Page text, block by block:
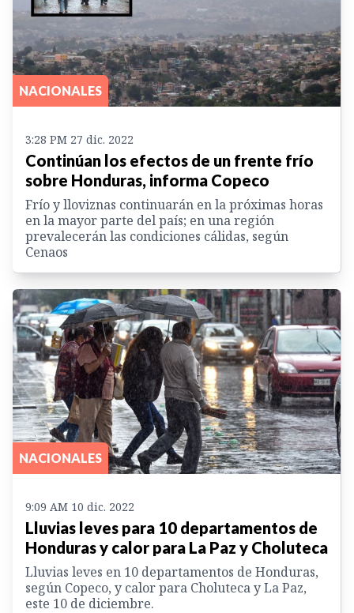
NACIONALES
3:28 PM 27 dic. 2022
Continúan los efectos de un frente frío
sobre Honduras, informa Copeco
Frío y lloviznas continuarán en la próximas horas
en la mayor parte del país; en una región
prevalecerán las condiciones cálidas, según
Cenaos
NACIONALES
9:09 AM 10 dic. 2022
Lluvias leves para 10 departamentos de
Honduras y calor para La Paz y Choluteca
Lluvias leves en 10 departamentos de Honduras,
según Copeco, y calor para Choluteca y La Paz,
este 10 de diciembre.